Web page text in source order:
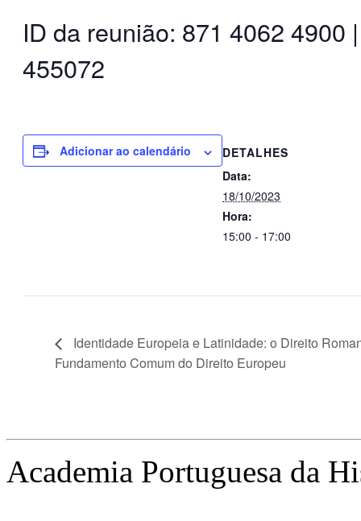
ID da reunião: 871 4062 4900
455072
Adicionar ao calendário
DETALHES
Data:
18/10/2023
Hora:
15:00 - 17:00
Identidade Europeia e Latinidade: o Direito
Fundamento Comum do Direito Europeu
Academia Portuguesa da